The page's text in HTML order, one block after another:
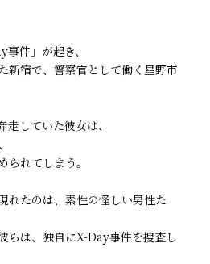
事件」が起き、
新宿で、警察官として働く星野市
していた彼女は、
れてしまう。
れたのは、素性の怪しい男性た
らは、独自にX-Day事件を捜査し